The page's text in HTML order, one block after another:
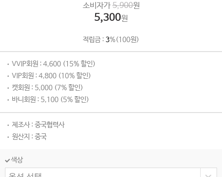
소비자가5,900원
5,300원
적립금 : 3%(100원)
VVIP회원 : 4,600 (15% 할인)
VIP회원 : 4,800 (10% 할인)
캣회원 : 5,000 (7% 할인)
바니회원 : 5,100 (5% 할인)
제조사 : 중국협력사
원산지 : 중국
색상